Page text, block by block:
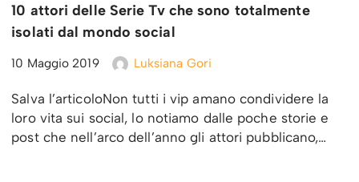
10 attori delle Serie Tv che sono totalmente
isolati dal mondo social
10 Maggio 2019 Luksiana Gori
Salva l’articoloNon tutti i vip amano condividere la
loro vita sui social, lo notiamo dalle poche storie e
post che nell’arco dell’anno gli attori pubblicano,…